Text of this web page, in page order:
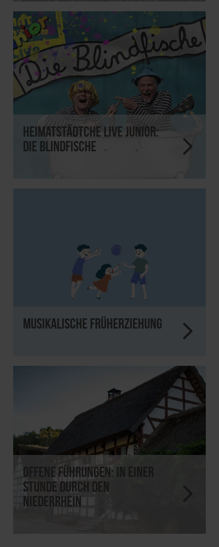
Heimatstädtche Live JUNIOR:
Die Blindfische
Musikalische Früherziehung
Offene Führungen: In einer
Stunde durch den
Niederrhein